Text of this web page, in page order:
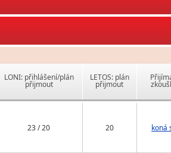
LONI: přihlášení/plán
přijmout
LETOS: plán
přijmout
23 / 20 20 koná